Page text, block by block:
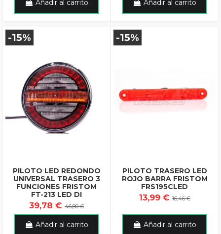
Añadir al carrito Añadir al carrito
-15%
PILOTO LED REDONDO
UNIVERSAL TRASERO 3
FUNCIONES FRISTOM
FT-213 LED DI
39,78 € 46,80 €
Añadir al carrito
-15%
PILOTO TRASERO LED
ROJO BARRA FRISTOM
FRS195CLED
13,99 €16,46 €
Añadir al carrito